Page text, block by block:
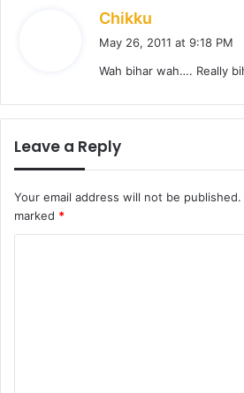
Chikku
s
May 26, 2011 at 9:18 PM
Wah bihar wah…. Really
Leave a Reply
Your email address will not be published.
marked *